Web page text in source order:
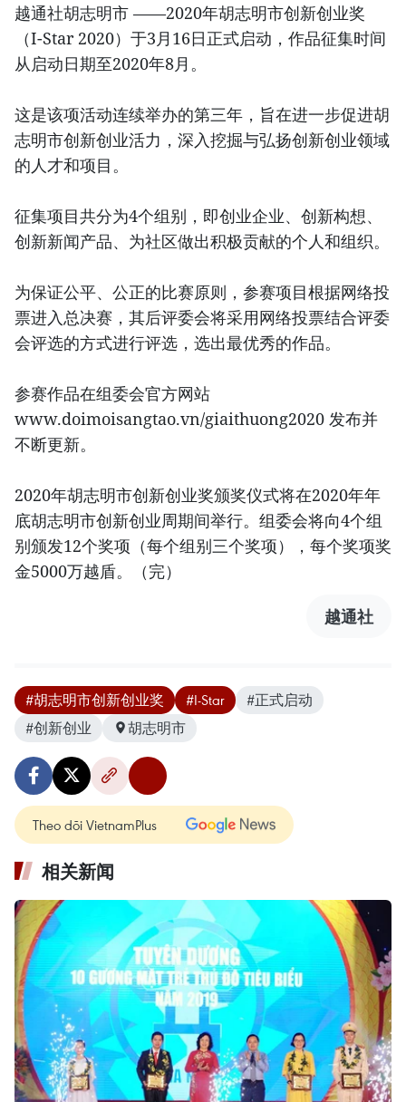
越通社胡志明市 ——2020年胡志明市创新创业奖
（I-Star 2020）于3月16日正式启动，作品征集时间
从启动日期至2020年8月。
这是该项活动连续举办的第三年，旨在进一步促进胡
志明市创新创业活力，深入挖掘与弘扬创新创业领域
的人才和项目。
征集项目共分为4个组别，即创业企业、创新构想、
创新新闻产品、为社区做出积极贡献的个人和组织。
为保证公平、公正的比赛原则，参赛项目根据网络投
票进入总决赛，其后评委会将采用网络投票结合评委
会评选的方式进行评选，选出最优秀的作品。
参赛作品在组委会官方网站
www.doimoisangtao.vn/giaithuong2020 发布并
不断更新。
2020年胡志明市创新创业奖颁奖仪式将在2020年年
底胡志明市创新创业周期间举行。组委会将向4个组
别颁发12个奖项（每个组别三个奖项），每个奖项奖
金5000万越盾。（完）
越通社
#胡志明市创新创业奖 #I-Star
#正式启动
#创新创业
胡志明市
Theo dõi VietnamPlus
相关新闻